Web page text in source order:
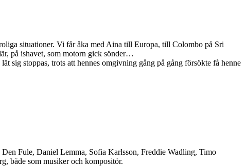
situationer. Vi får åka med Aina till Europa, till Colombo på Sri
på ishavet, som motorn gick sönder…
sig stoppas, trots att hennes omgivning gång på gång försökte få henne
Fule, Daniel Lemma, Sofia Karlsson, Freddie Wadling, Timo
både som musiker och kompositör.